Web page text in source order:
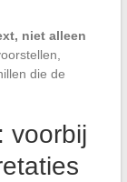
niet alleen
die de
voorbij